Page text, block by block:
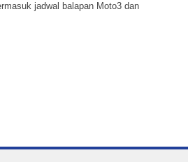
jadwal balapan Moto3 dan